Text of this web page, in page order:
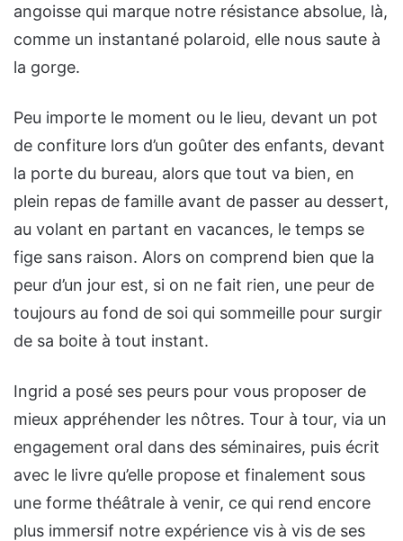
angoisse qui marque notre résistance absolue, là,
comme un instantané polaroid, elle nous saute à
la gorge.
Peu importe le moment ou le lieu, devant un pot
de confiture lors d’un goûter des enfants, devant
la porte du bureau, alors que tout va bien, en
plein repas de famille avant de passer au dessert,
au volant en partant en vacances, le temps se
fige sans raison. Alors on comprend bien que la
peur d’un jour est, si on ne fait rien, une peur de
toujours au fond de soi qui sommeille pour surgir
de sa boite à tout instant.
Ingrid a posé ses peurs pour vous proposer de
mieux appréhender les nôtres. Tour à tour, via un
engagement oral dans des séminaires, puis écrit
avec le livre qu’elle propose et finalement sous
une forme théâtrale à venir, ce qui rend encore
plus immersif notre expérience vis à vis de ses